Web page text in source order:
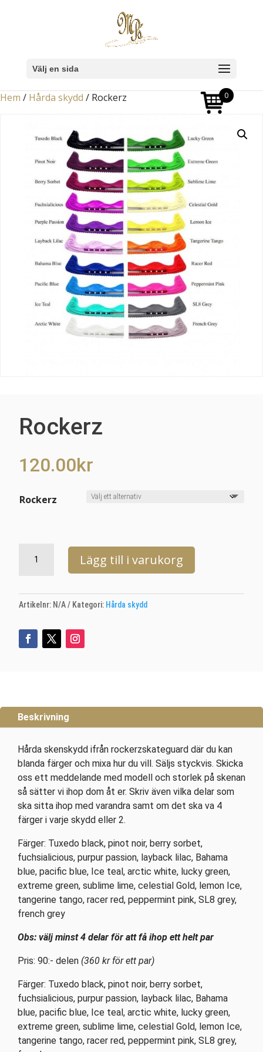
Välj en sida
Hem / Hårda skydd / Rockerz
Rockerz
120.00kr
Rockerz
mängd
Lägg till i varukorg
Artikelnr: N/A Kategori: Hårda skydd
Beskrivning
Hårda skenskydd ifrån rockerzskateguard där du kan
blanda färger och mixa hur du vill. Säljs styckvis. Skicka
oss ett meddelande med modell och storlek på skenan
så sätter vi ihop dom åt er. Skriv även vilka delar som
ska sitta ihop med varandra samt om det ska va 4
färger i varje skydd eller 2.
Färger: Tuxedo black, pinot noir, berry sorbet,
fuchsialicious, purpur passion, layback lilac, Bahama
blue, pacific blue, Ice teal, arctic white, lucky green,
extreme green, sublime lime, celestial Gold, lemon Ice,
tangerine tango, racer red, peppermint pink, SL8 grey,
french grey
Obs: välj minst 4 delar för att få ihop ett helt par
Pris: 90:- delen (360 kr för ett par)
Färger: Tuxedo black, pinot noir, berry sorbet,
fuchsialicious, purpur passion, layback lilac, Bahama
blue, pacific blue, Ice teal, arctic white, lucky green,
extreme green, sublime lime, celestial Gold, lemon Ice,
tangerine tango, racer red, peppermint pink, SL8 grey,
0